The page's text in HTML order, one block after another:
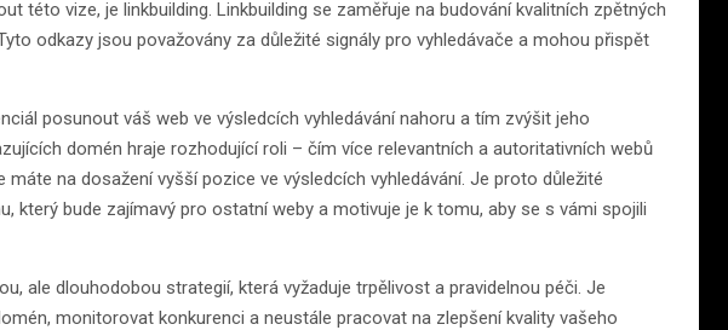
této vize, je linkbuilding. Linkbuilding se zaměřuje na budování kvalitních zpětných
odkazy jsou považovány za důležité signály pro vyhledávače a mohou přispět
posunout váš web ve výsledcích vyhledávání nahoru a tím zvýšit jeho
domén hraje rozhodující roli – čím více relevantních a autoritativních webů
na dosažení vyšší pozice ve výsledcích vyhledávání. Je proto důležité
který bude zajímavý pro ostatní weby a motivuje je k tomu, aby se s vámi spojili
ale dlouhodobou strategií, která vyžaduje trpělivost a pravidelnou péči. Je
monitorovat konkurenci a neustále pracovat na zlepšení kvality vašeho